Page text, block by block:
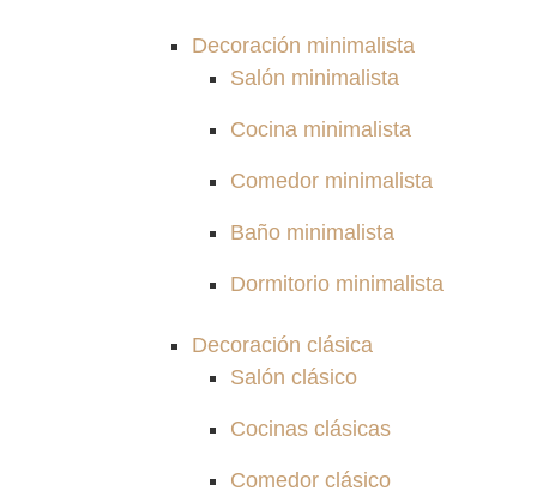
Decoración minimalista
Salón minimalista
Cocina minimalista
Comedor minimalista
Baño minimalista
Dormitorio minimalista
Decoración clásica
Salón clásico
Cocinas clásicas
Comedor clásico